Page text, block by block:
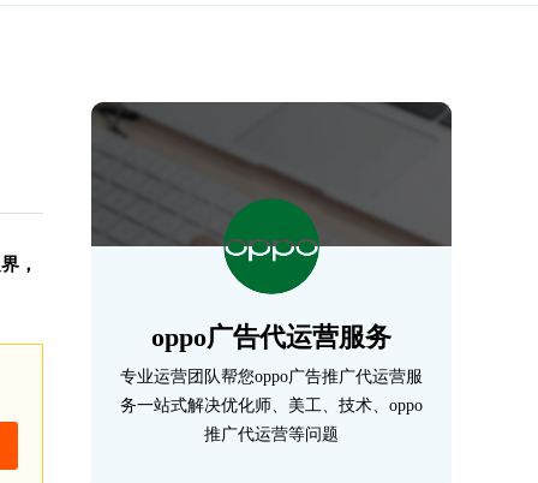
，
oppo广告代运营服务
专业运营团队帮您oppo广告推广代运营服
务一站式解决优化师、美工、技术、oppo
推广代运营等问题